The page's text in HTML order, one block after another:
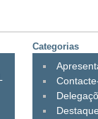
Categorias